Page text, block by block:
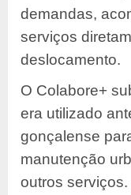
demandas,
serviços
deslocamento.
O Colabore+
era utilizado
gonçalense
manutenção
outros